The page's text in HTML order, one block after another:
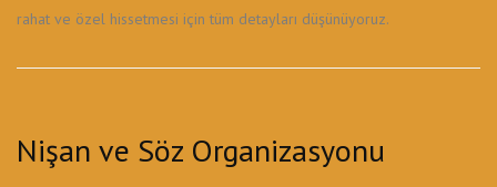
rahat ve özel hissetmesi için tüm detayları düşünüyoruz.
Nişan ve Söz Organizasyonu